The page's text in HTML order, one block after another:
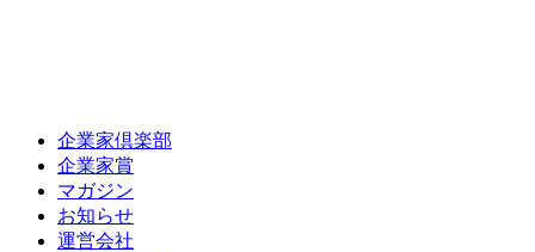
企業家倶楽部
企業家賞
マガジン
お知らせ
運営会社